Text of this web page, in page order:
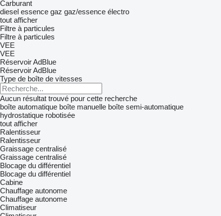
Carburant
diesel essence gaz gaz/essence électro
tout afficher
Filtre à particules
Filtre à particules
VEE
VEE
Réservoir AdBlue
Réservoir AdBlue
Type de boîte de vitesses
Aucun résultat trouvé pour cette recherche
boîte automatique boîte manuelle boîte semi-automatique
hydrostatique robotisée
tout afficher
Ralentisseur
Ralentisseur
Graissage centralisé
Graissage centralisé
Blocage du différentiel
Blocage du différentiel
Cabine
Chauffage autonome
Chauffage autonome
Climatiseur